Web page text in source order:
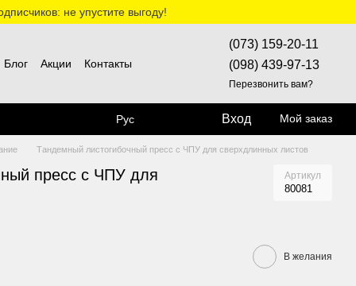
не упустите выгоду!
Блог Акции Контакты
(073) 159-20-11
(098) 439-97-13
Перезвонить вам?
Рус Вход Мой заказ
Тандемный листогибочный пресс с ЧПУ для сверхдлинных листов
пресс с ЧПУ для Артикул
80081
В желания